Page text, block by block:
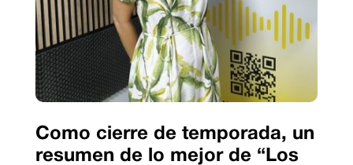
Como cierre de temporada, un
resumen de lo mejor de “Los